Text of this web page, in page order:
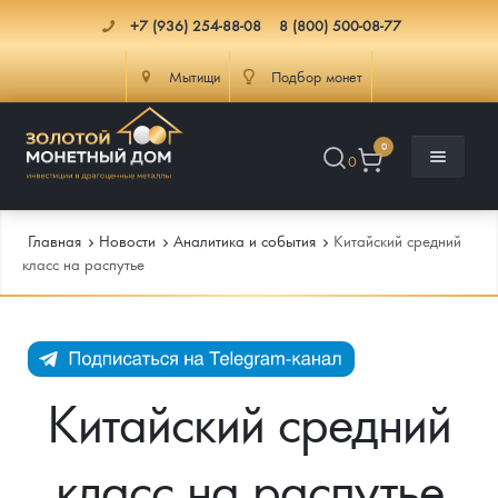
+7 (936) 254-88-08 8 (800) 500-08-77
Мытищи Подбор монет
0
0
Каталог Монет
Инвестиционные монеты
Инфо
Как сделать заказ
Доставка
Главная Новости Аналитика и события
Китайский средний
класс на распутье
Китайский средний